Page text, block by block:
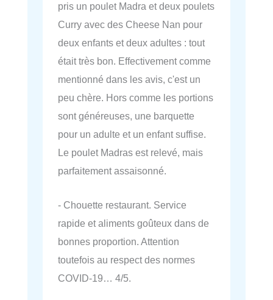
pris un poulet Madra et deux poulets
Curry avec des Cheese Nan pour
deux enfants et deux adultes : tout
était très bon. Effectivement comme
mentionné dans les avis, c'est un
peu chère. Hors comme les portions
sont généreuses, une barquette
pour un adulte et un enfant suffise.
Le poulet Madras est relevé, mais
parfaitement assaisonné.
- Chouette restaurant. Service
rapide et aliments goûteux dans de
bonnes proportion. Attention
toutefois au respect des normes
COVID-19… 4/5.